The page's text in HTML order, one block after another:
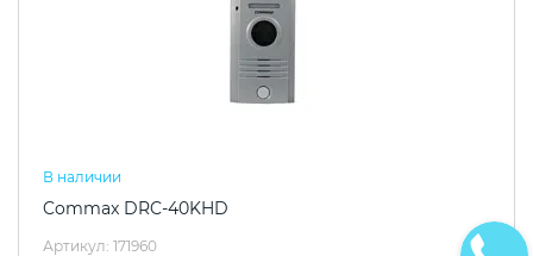
В наличии
Commax DRC-40KHD
Артикул: 171960